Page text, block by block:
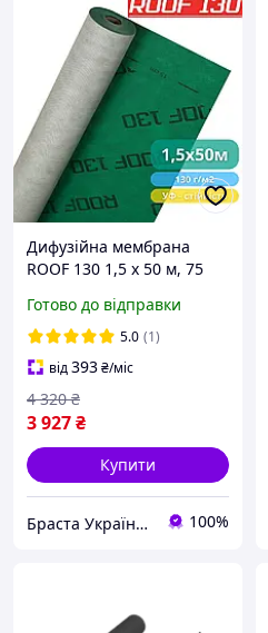
Дифузійна мембрана
ROOF 130 1,5 х 50 м, 75
Готово до відправки
5.0 (1)
від393₴/міс
3 927₴
4 320 ₴
Купити
Браста Україна ТОВ 100%